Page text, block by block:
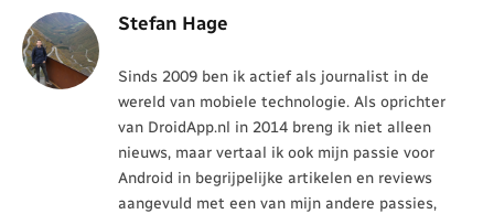
Stefan Hage
Sinds 2009 ben ik actief als journalist in de
wereld van mobiele technologie. Als oprichter
van DroidApp.nl in 2014 breng ik niet alleen
nieuws, maar vertaal ik ook mijn passie voor
Android in begrijpelijke artikelen en reviews
aangevuld met een van mijn andere passies,